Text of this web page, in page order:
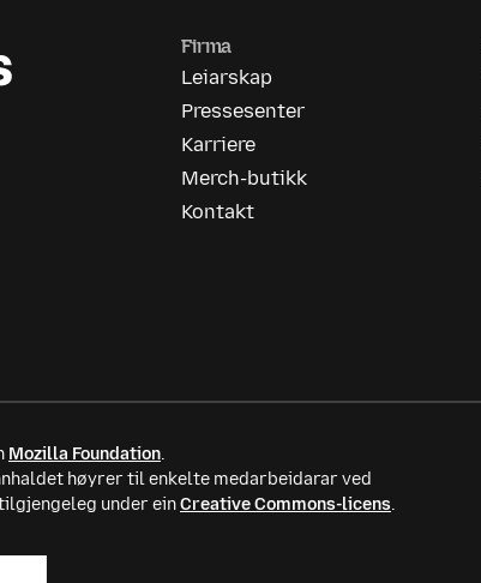
Firma
Leiarskap
Pressesenter
Karriere
Merch-butikk
Kontakt
Mozilla Foundation.
høyrer til enkelte medarbeidarar ved
under einCreative Commons-licens.